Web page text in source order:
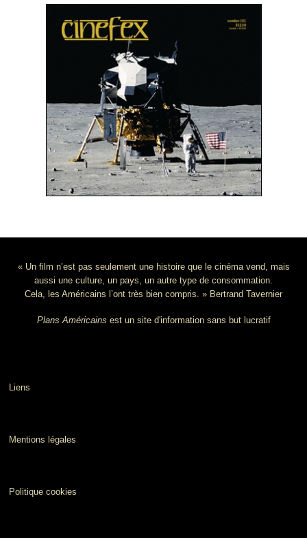
« Un film n’est pas seulement une histoire que le cinéma vend, mais
aussi une culture, un pays, un autre type de consommation.
Cela, les Américains l’ont très bien compris. » Bertrand Tavernier
Plans Américains est un site d'information sans but lucratif
Liens
Mentions légales
Politique cookies